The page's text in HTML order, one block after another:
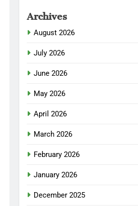
Archives
August 2026
July 2026
June 2026
May 2026
April 2026
March 2026
February 2026
January 2026
December 2025